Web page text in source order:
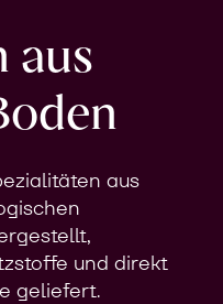
aus
aus
und direkt
geliefert.